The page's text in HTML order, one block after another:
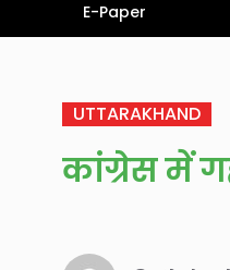
E-Paper
UTTARAKHAND
कांग्रेस में